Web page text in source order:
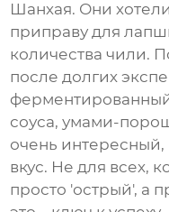
Шанхая. Они
приправу для
количества чили.
после долгих
соуса, умами-
очень
вкус. Не для всех,
просто 'острый', а